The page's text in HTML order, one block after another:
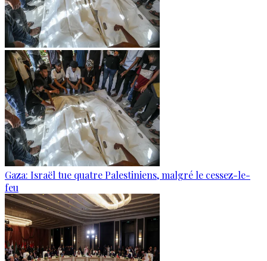
Gaza: Israël tue quatre Palestiniens, malgré le cessez-le-
feu